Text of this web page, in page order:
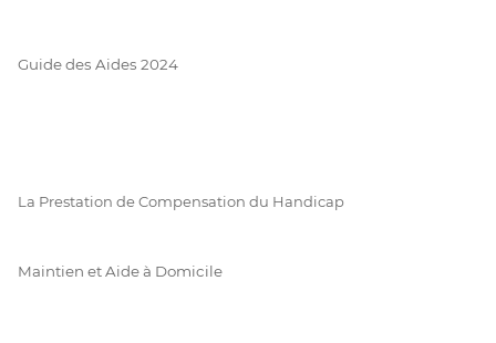
Guide des Aides 2024
La Prestation de Compensation du Handicap
Maintien et Aide à Domicile